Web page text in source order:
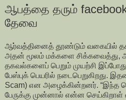
ஆபத்தை தரும்
தேவை
ஆர்வத்தினைத் தூண்டும் வகையில்
அதன் மூலம் மக்களை சிக்கவைத்து,
தகவல்களைப் பெறும் முயற்சி
பேஸ்புக் பெயரில் நடைபெறுகிறது.
Scam) என அழைக்கின்றனர். “இந்த
பேருக்கு முன்னால் என்ன செய்கிறாள்